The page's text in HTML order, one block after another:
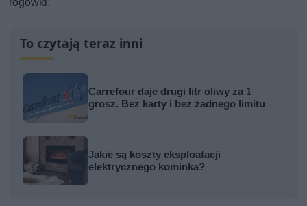
To czytają teraz inni
Carrefour daje drugi litr oliwy za 1
grosz. Bez karty i bez żadnego limitu
Jakie są koszty eksploatacji
elektrycznego kominka?